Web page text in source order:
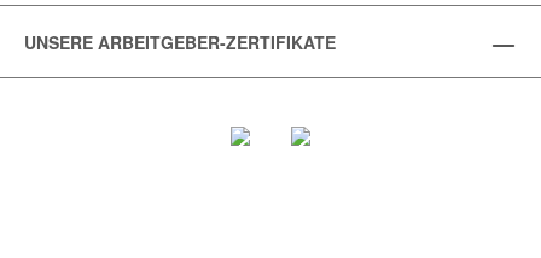
UNSERE ARBEITGEBER-ZERTIFIKATE